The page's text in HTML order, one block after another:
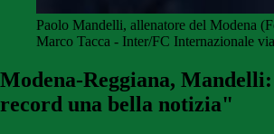
Paolo Mandelli, allenatore del Modena
Marco Tacca - Inter/FC Internazionale
Modena-Reggiana,
record una bella notizia"